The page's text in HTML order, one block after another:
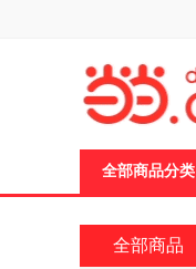
全部商品分类
全部商品
页